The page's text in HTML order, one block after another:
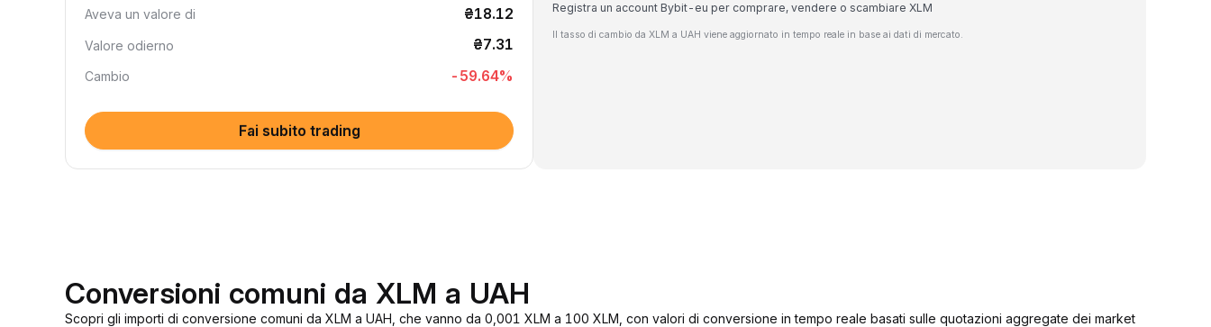
Aveva un valore di ₴18.12
Valore odierno ₴7.31
Cambio -59.64%
Fai subito trading
Registra un account Bybit-eu per comprare, vendere o scambiare XLM
Il tasso di cambio da XLM a UAH viene aggiornato in tempo reale in base ai dati di mercato.
Conversioni comuni da XLM a UAH
Scopri gli importi di conversione comuni da XLM a UAH, che vanno da 0,001 XLM a 100 XLM, con valori di conversione in tempo reale basati sulle quotazioni aggregate dei market